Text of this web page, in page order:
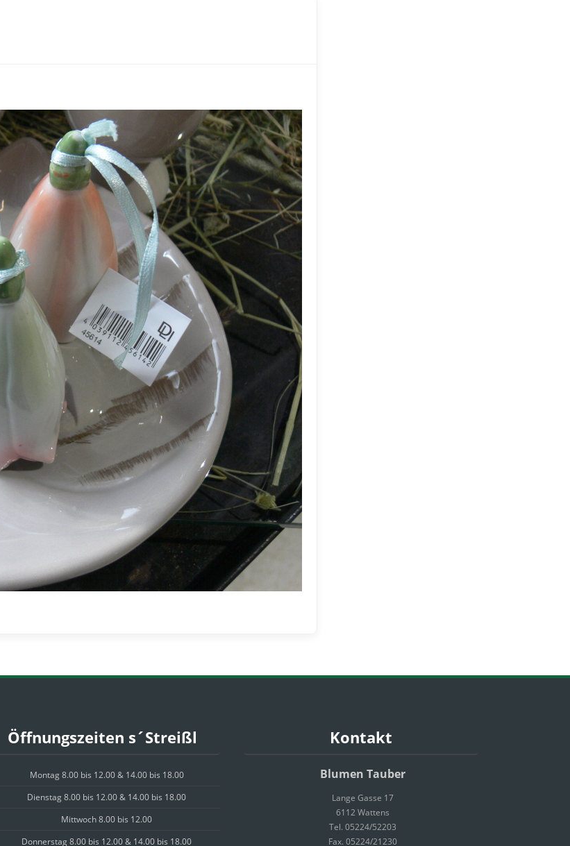
Öffnungszeiten s´Streißl
Montag 8.00 bis 12.00 & 14.00 bis 18.00
Dienstag 8.00 bis 12.00 & 14.00 bis 18.00
Mittwoch 8.00 bis 12.00
Donnerstag 8.00 bis 12.00 & 14.00 bis 18.00
Kontakt
Blumen Tauber
Lange Gasse 17
6112 Wattens
Tel. 05224/52203
Fax. 05224/21230